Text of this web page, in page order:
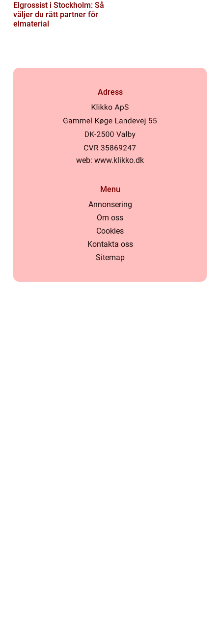
Elgrossist i Stockholm: Så
väljer du rätt partner för
elmaterial
Adress
web: www.klikko.dk
Menu
Annonsering
Om oss
Cookies
Kontakta oss
Sitemap